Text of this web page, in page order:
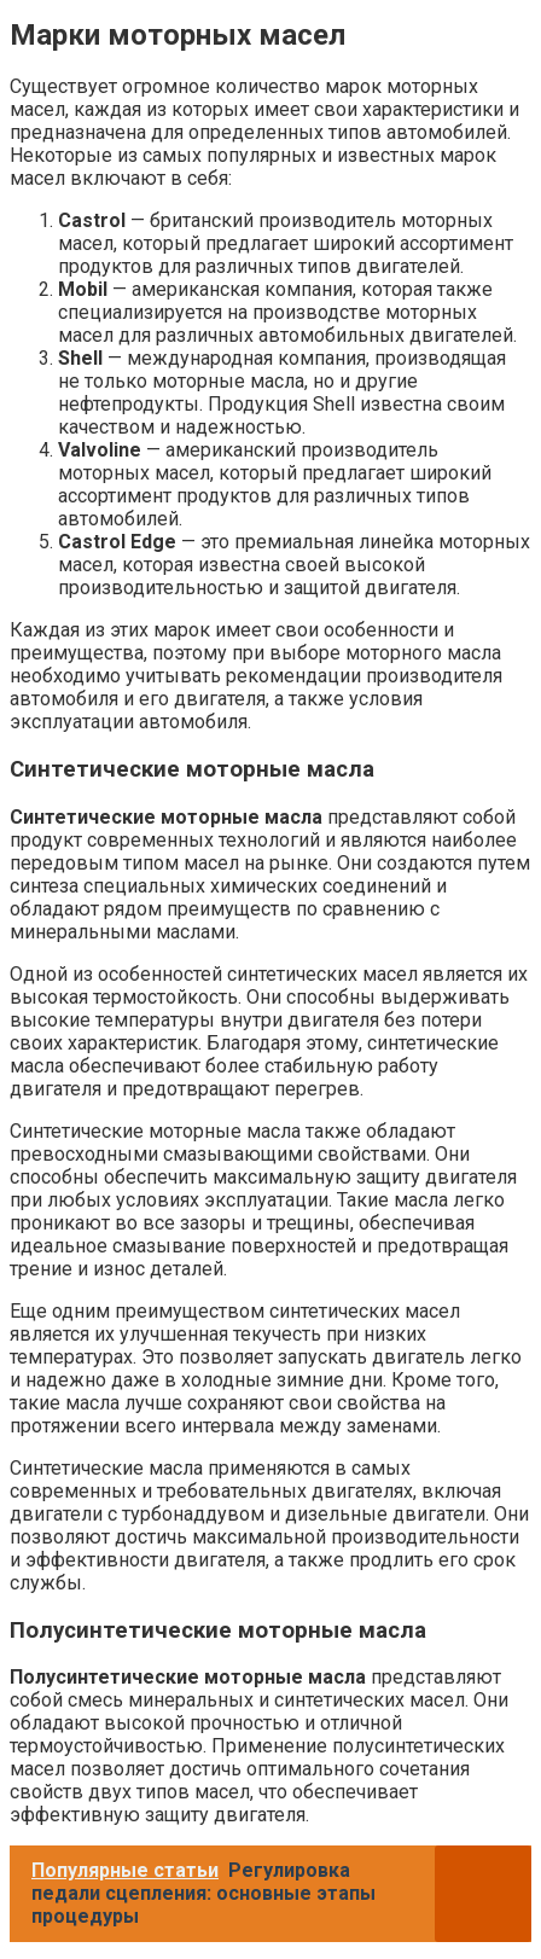
Марки моторных масел
Существует огромное количество марок моторных
масел, каждая из которых имеет свои характеристики и
предназначена для определенных типов автомобилей.
Некоторые из самых популярных и известных марок
масел включают в себя:
Castrol — британский производитель моторных
масел, который предлагает широкий ассортимент
продуктов для различных типов двигателей.
Mobil — американская компания, которая также
специализируется на производстве моторных
масел для различных автомобильных двигателей.
Shell
— международная компания, производящая
не только моторные масла, но и другие
нефтепродукты. Продукция Shell известна своим
качеством и надежностью.
Valvoline — американский производитель
моторных масел, который предлагает широкий
ассортимент продуктов для различных типов
автомобилей.
Castrol Edge — это премиальная линейка моторных
масел, которая известна своей высокой
производительностью и защитой двигателя.
Каждая из этих марок имеет свои особенности и
преимущества, поэтому при выборе моторного масла
необходимо учитывать рекомендации производителя
автомобиля и его двигателя, а также условия
эксплуатации автомобиля.
Синтетические моторные масла
Синтетические моторные масла представляют собой
продукт современных технологий и являются наиболее
передовым типом масел на рынке. Они создаются путем
синтеза специальных химических соединений и
обладают рядом преимуществ по сравнению с
минеральными маслами.
Одной из особенностей синтетических масел является их
высокая термостойкость. Они способны выдерживать
высокие температуры внутри двигателя без потери
своих характеристик. Благодаря этому, синтетические
масла обеспечивают более стабильную работу
двигателя и предотвращают перегрев.
Синтетические моторные масла также обладают
превосходными смазывающими свойствами. Они
способны обеспечить максимальную защиту двигателя
при любых условиях эксплуатации. Такие масла легко
проникают во все зазоры и трещины, обеспечивая
идеальное смазывание поверхностей и предотвращая
трение и износ деталей.
Еще одним преимуществом синтетических масел
является их улучшенная текучесть при низких
температурах. Это позволяет запускать двигатель легко
и надежно даже в холодные зимние дни. Кроме того,
такие масла лучше сохраняют свои свойства на
протяжении всего интервала между заменами.
Синтетические масла применяются в самых
современных и требовательных двигателях, включая
двигатели с турбонаддувом и дизельные двигатели. Они
позволяют достичь максимальной производительности
и эффективности двигателя, а также продлить его срок
службы.
Полусинтетические моторные масла
Полусинтетические моторные масла представляют
собой смесь минеральных и синтетических масел. Они
обладают высокой прочностью и отличной
термоустойчивостью. Применение полусинтетических
масел позволяет достичь оптимального сочетания
свойств двух типов масел, что обеспечивает
эффективную защиту двигателя.
Популярные статьи Регулировка
педали сцепления: основные этапы
процедуры